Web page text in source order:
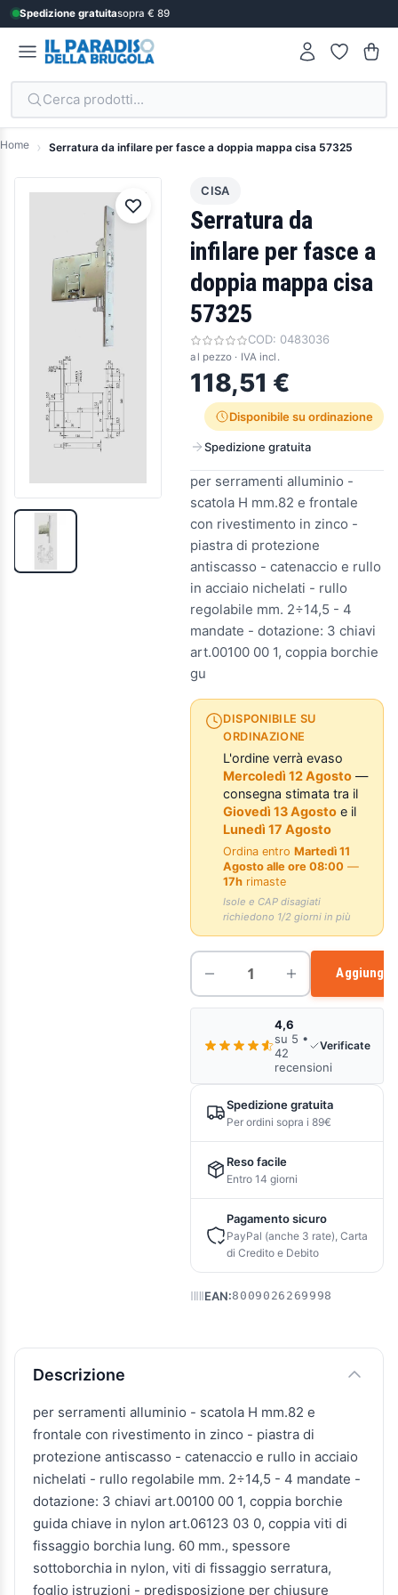
Spedizione gratuitasopra € 89
Cerca prodotti...
Home Serratura da infilare per fasce a doppia mappa cisa 57325
CISA
Serratura da
infilare per fasce a
doppia mappa cisa
57325
COD: 0483036
al pezzo · IVA incl.
118,51 €
Disponibile su ordinazione
Spedizione gratuita
per serramenti alluminio -
scatola H mm.82 e frontale
con rivestimento in zinco -
piastra di protezione
antiscasso - catenaccio e rullo
in acciaio nichelati - rullo
regolabile mm. 2÷14,5 - 4
mandate - dotazione: 3 chiavi
art.00100 00 1, coppia borchie
gu
DISPONIBILE SU
ORDINAZIONE
L'ordine verrà evaso
Mercoledì 12 Agosto —
consegna stimata tra il
Giovedì 13 Agosto e il
Lunedì 17 Agosto
Ordina entroMartedì 11
Agosto alle ore 08:00 —
17h rimaste
Isole e CAP disagiati
richiedono 1/2 giorni in più
Aggiungi
4,6
su 5 •
42
recensioni
Verificate
Spedizione gratuita
Per ordini sopra i 89€
Reso facile
Entro 14 giorni
Pagamento sicuro
PayPal (anche 3 rate), Carta
di Credito e Debito
EAN:8009026269998
Descrizione e caratteristiche
Descrizione
per serramenti alluminio - scatola H mm.82 e
frontale con rivestimento in zinco - piastra di
protezione antiscasso - catenaccio e rullo in acciaio
nichelati - rullo regolabile mm. 2÷14,5 - 4 mandate -
dotazione: 3 chiavi art.00100 00 1, coppia borchie
guida chiave in nylon art.06123 03 0, coppia viti di
fissaggio borchia lung. 60 mm., spessore
sottoborchia in nylon, viti di fissaggio serratura,
foglio istruzioni - predisposizione per chiusure